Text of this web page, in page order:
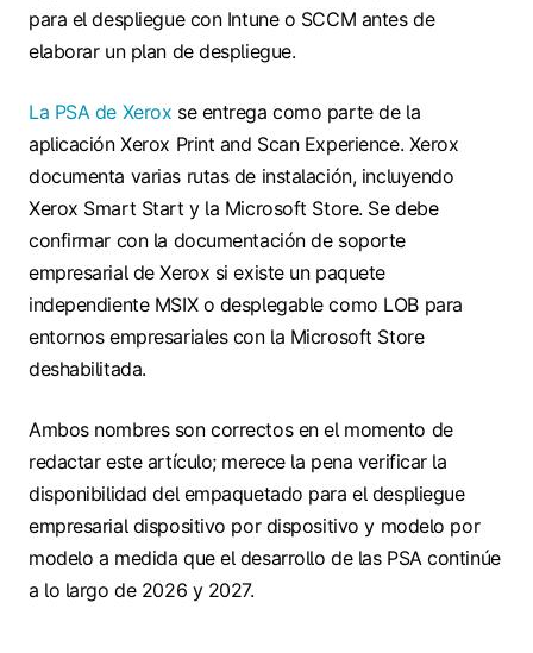
para el despliegue con Intune o SCCM antes de
elaborar un plan de despliegue.
La PSA de Xerox se entrega como parte de la
aplicación Xerox Print and Scan Experience. Xerox
documenta varias rutas de instalación, incluyendo
Xerox Smart Start y la Microsoft Store. Se debe
confirmar con la documentación de soporte
empresarial de Xerox si existe un paquete
independiente MSIX o desplegable como LOB para
entornos empresariales con la Microsoft Store
deshabilitada.
Ambos nombres son correctos en el momento de
redactar este artículo; merece la pena verificar la
disponibilidad del empaquetado para el despliegue
empresarial dispositivo por dispositivo y modelo por
modelo a medida que el desarrollo de las PSA continúe
a lo largo de 2026 y 2027.